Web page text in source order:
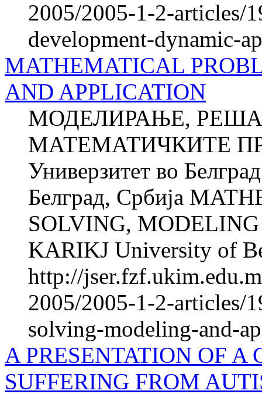
2005/2005-1-2-articles/
development-dynamic-
MATHEMATICAL
AND APPLICATION
МОДЕЛИРАЊЕ,
МАТЕМАТИЧКИТЕ
Универзитет во
Белград, Србија
SOLVING,
KARIKJ University of
http://
2005/2005-1-2-articles/
solving-modeling-and-
A PRESENTATION OF A
SUFFERING FROM